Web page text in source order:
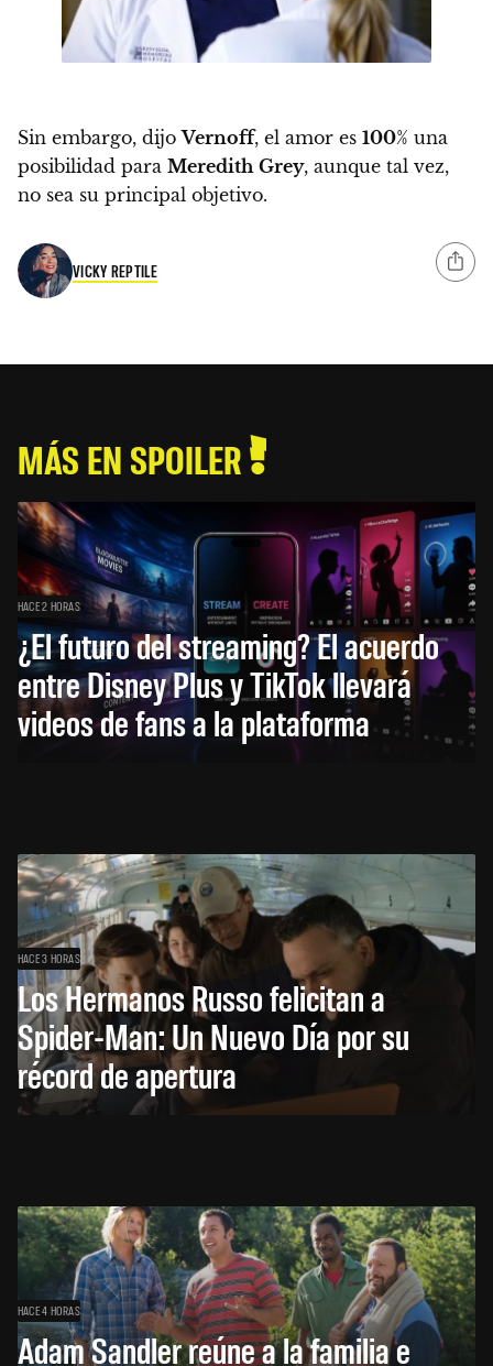
Sin embargo, dijoVernoff, el amor es 100% una
posibilidad para Meredith Grey, aunque tal vez,
no sea su principal objetivo.
VICKY REPTILE
MÁS EN SPOILER
HACE 2 HORAS
¿El futuro del streaming? El acuerdo
entre Disney Plus y TikTok llevará
videos de fans a la plataforma
HACE 3 HORAS
Los Hermanos Russo felicitan a
Spider-Man: Un Nuevo Día por su
récord de apertura
HACE 4 HORAS
Adam Sandler reúne a la familia e